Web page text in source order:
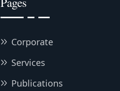
Corporate
Services
Publications